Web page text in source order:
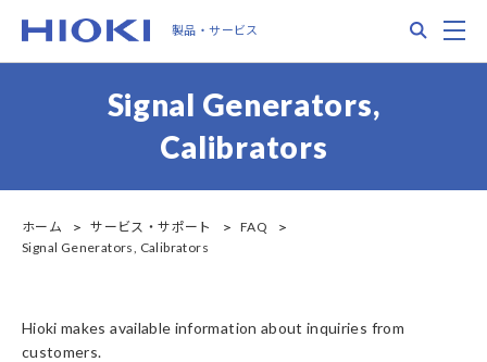
main
製品・サービス
Signal Generators,
Calibrators
ホーム サービス・サポート
FAQ
Signal Generators, Calibrators
Hioki makes available information about inquiries from
customers.